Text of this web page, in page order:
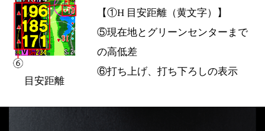
目安距離
【①H 目安距離（黄文字）】
⑤現在地とグリーンセンターまで
の高低差
⑥打ち上げ、打ち下ろしの表示